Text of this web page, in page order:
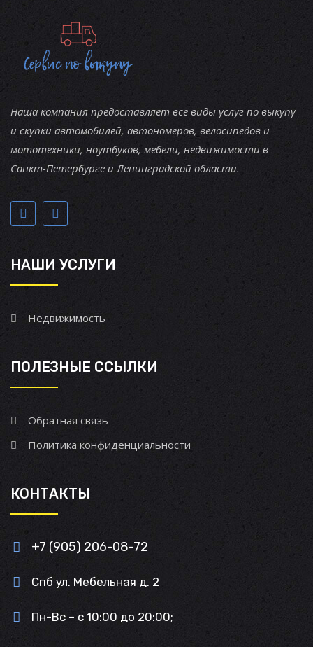
Наша компания предоставляет все виды услуг по выкупу
и скупки автомобилей, автономеров, велосипедов и
мототехники, ноутбуков, мебели, недвижимости в
Санкт-Петербурге и Ленинградской области.
НАШИ УСЛУГИ
Недвижимость
ПОЛЕЗНЫЕ ССЫЛКИ
Обратная связь
Политика конфиденциальности
КОНТАКТЫ
+7 (905) 206-08-72
Спб ул. Мебельная д. 2
Пн-Вс – с 10:00 до 20:00;